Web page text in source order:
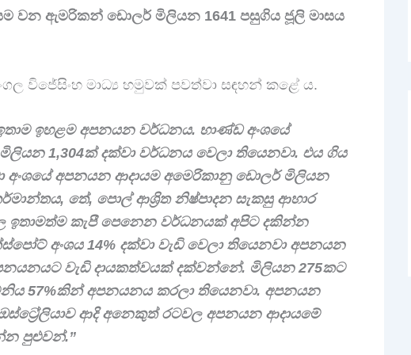
වන ඇමරිකන් ඩොලර් මිලියන 1641 පසුගිය ජූලි මාසය
විජේසිංහ මාධ්‍ය හමුවක් පවත්වා සඳහන් කළේ ය.
ඉහළම අපනයන වර්ධනය. භාණ්ඩ අංශයේ
මිලියන 1,304ක් දක්වා වර්ධනය වෙලා තියෙනවා. එය ගිය
අංශයේ අපනයන ආදායම අමෙරිකානු ඩොලර් මිලියන
, තේ, පොල් ආශ්‍රිත නිෂ්පාදන සැකසු ආහාර
ඉතාමත්ම කැපී පෙනෙන වර්ධනයක් අපිට දකින්න
අංශය 14% දක්වා වැඩි වෙලා තියෙනවා අපනයන
වැඩි දායකත්වයක් දක්වන්නේ. මිලියන 275කට
57%කින් අපනයනය කරලා තියෙනවා. අපනයන
ආදි අනෙකුත් රටවල අපනයන ආදායමේ
පුළුවන්.”